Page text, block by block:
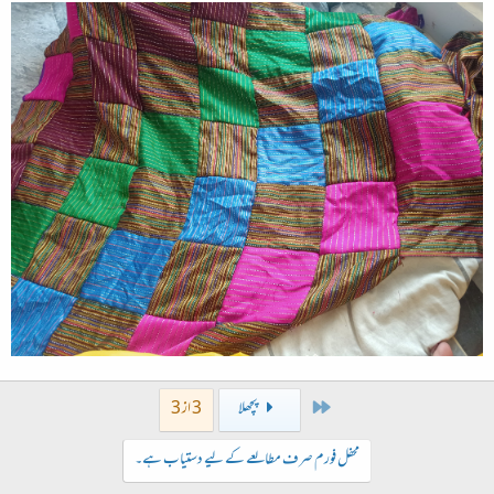
First پچھلا
3 از 3
محفل فورم صرف مطالعے کے لیے دستیاب ہے۔